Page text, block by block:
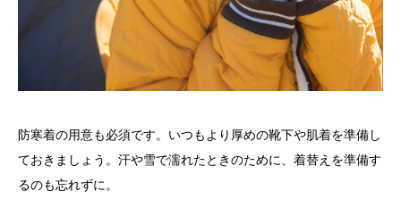
防寒着の用意も必須です。いつもより厚めの靴下や肌着を準備し
ておきましょう。汗や雪で濡れたときのために、着替えを準備す
るのも忘れずに。